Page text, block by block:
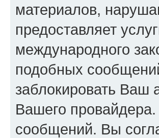
материалов,
предоставляет
международного
подобных
заблокировать Ваш
Вашего
сообщений. Вы